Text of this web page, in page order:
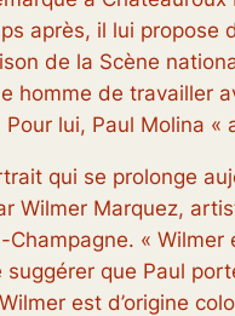
après, il lui propose
de la Scène
homme de travailler
lui, Paul Molina «
qui se prolonge
Wilmer Marquez,
Champagne. « Wilmer
suggérer que Paul
est d’origine